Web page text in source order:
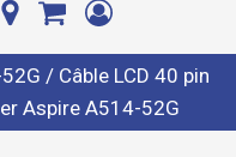
/ Câble LCD 40 pin
Aspire A514-52G